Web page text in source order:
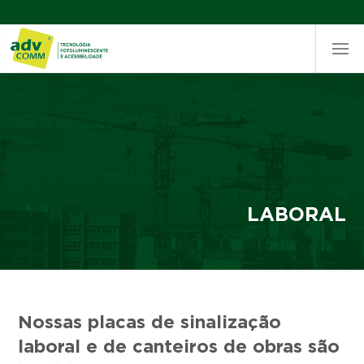
LABORAL
Nossas placas de sinalização
laboral e de canteiros de obras são